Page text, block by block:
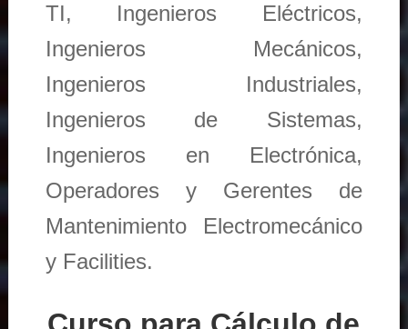
TI, Ingenieros Eléctricos,
Ingenieros Mecánicos,
Ingenieros Industriales,
Ingenieros de Sistemas,
Ingenieros en Electrónica,
Operadores y Gerentes de
Mantenimiento Electromecánico
y Facilities.